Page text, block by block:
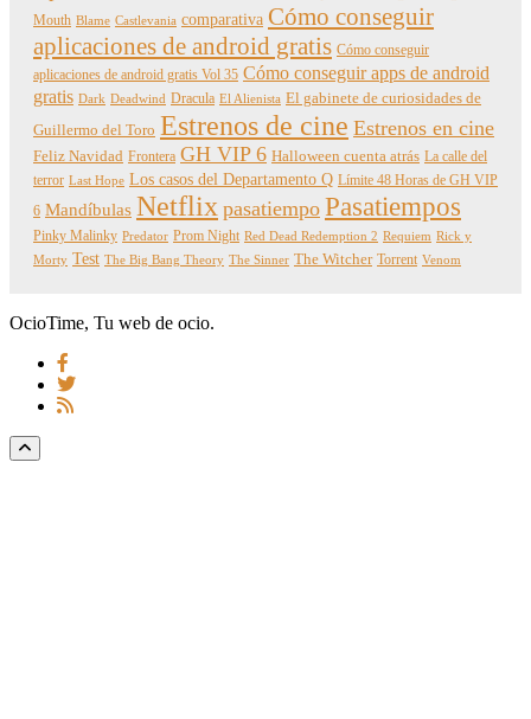
Mouth Blame Castlevania comparativa Cómo conseguir
aplicaciones de android gratis Cómo conseguir
aplicaciones de android gratis Vol 35 Cómo conseguir apps de android
gratis Dark Deadwind Dracula El Alienista El gabinete de curiosidades de
Guillermo del Toro Estrenos de cine Estrenos en cine
Feliz Navidad Frontera GH VIP 6 Halloween cuenta atrás La calle del
terror Last Hope Los casos del Departamento Q Límite 48 Horas de GH VIP
6 Mandíbulas Netflix pasatiempo Pasatiempos
Pinky Malinky Predator Prom Night Red Dead Redemption 2 Requiem Rick y
Morty Test The Big Bang Theory The Sinner The Witcher Torrent Venom
OcioTime, Tu web de ocio.